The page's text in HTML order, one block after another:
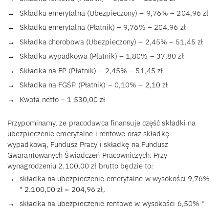
Składka emerytalna (Ubezpieczony) – 9,76% – 204,96 zł
Składka emerytalna (Płatnik) – 9,76% – 204,96 zł
Składka chorobowa (Ubezpieczony) – 2,45% – 51,45 zł
Składka wypadkowa (Płatnik) – 1,80% – 37,80 zł
Składka na FP (Płatnik) – 2,45% – 51,45 zł
Składka na FGŚP (Płatnik) – 0,10% – 2,10 zł
Kwota netto – 1 530,00 zł
Przypominamy, że pracodawca finansuje część składki na
ubezpieczenie emerytalne i rentowe oraz składkę
wypadkową, Fundusz Pracy i składkę na Fundusz
Gwarantowanych Świadczeń Pracowniczych. Przy
wynagrodzeniu 2.100,00 zł brutto będzie to:
składka na ubezpieczenie emerytalne w wysokości 9,76%
* 2.100,00 zł = 204,96 zł,
składka na ubezpieczenie rentowe w wysokości 6,50% *